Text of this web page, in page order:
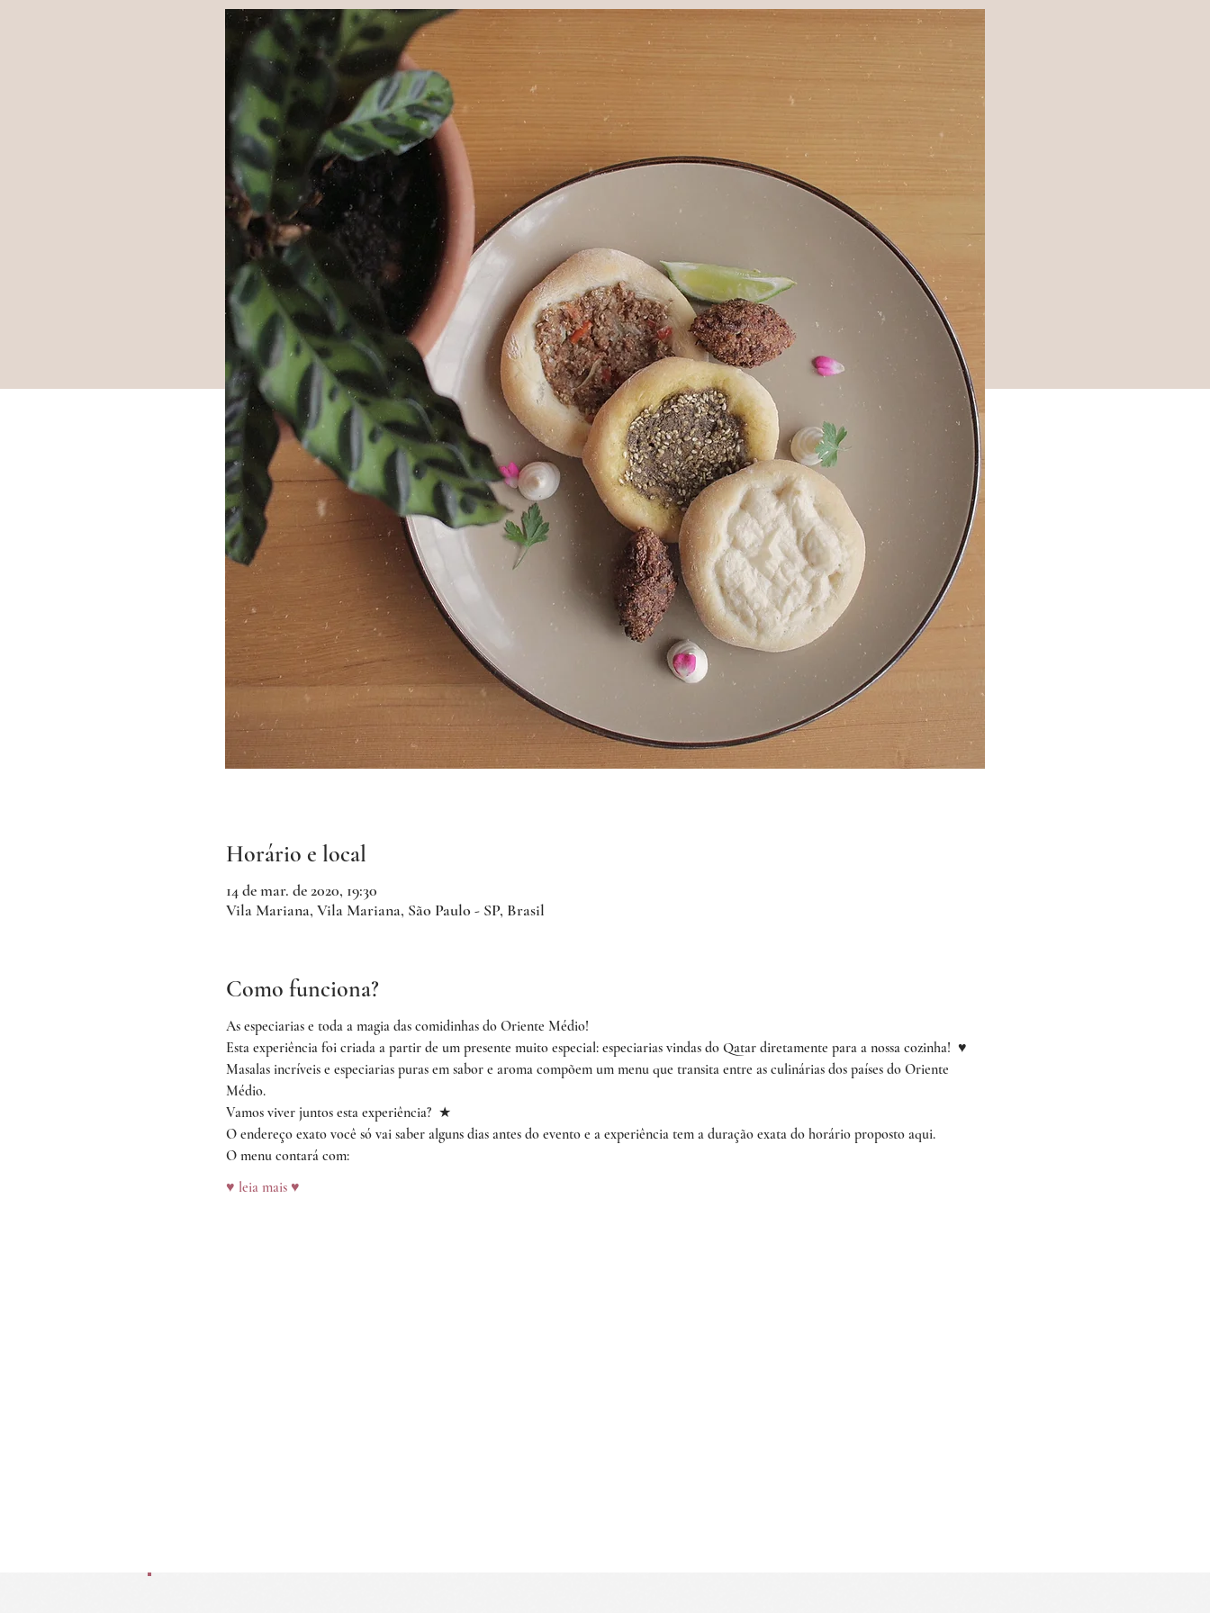
Horário e local
14 de mar. de 2020, 19:30
Vila Mariana, Vila Mariana, São Paulo - SP, Brasil
Como funciona?
As especiarias e toda a magia das comidinhas do Oriente Médio!
Esta experiência foi criada a partir de um presente muito especial: especiarias vindas do Qatar diretamente para a nossa cozinha!  ♥︎
Masalas incríveis e especiarias puras em sabor e aroma compõem um menu que transita entre as culinárias dos países do Oriente
Médio.
Vamos viver juntos esta experiência?  ★︎
O endereço exato você só vai saber alguns dias antes do evento e a experiência tem a duração exata do horário proposto aqui.
O menu contará com:
♥ leia mais ♥